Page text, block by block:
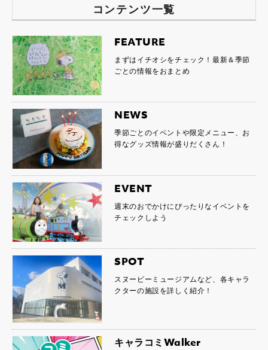
コンテンツ一覧
FEATURE
まずはイチオシをチェック！最新＆季節
ごとの情報をおまとめ
NEWS
季節ごとのイベントや限定メニュー、お
得なグッズ情報が盛りだくさん！
EVENT
週末のおでかけにぴったりなイベントを
チェックしよう
SPOT
スヌーピーミュージアムなど、各キャラ
クターの施設を詳しく紹介！
キャラコミWalker